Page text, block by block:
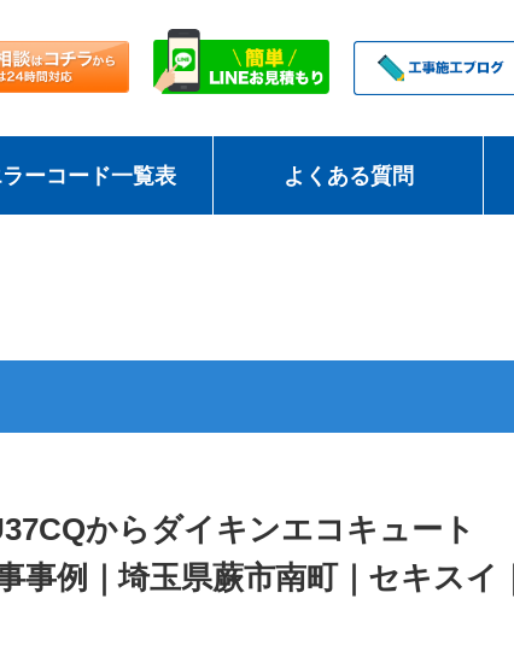
ーコード一覧表 よくある質問
からダイキンエコキュート
例｜埼玉県蕨市南町｜セキスイ｜